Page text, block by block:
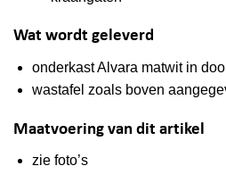
Wat wordt geleverd
onderkast Alvara matwit in
wastafel zoals boven
Maatvoering van dit artikel
zie foto’s